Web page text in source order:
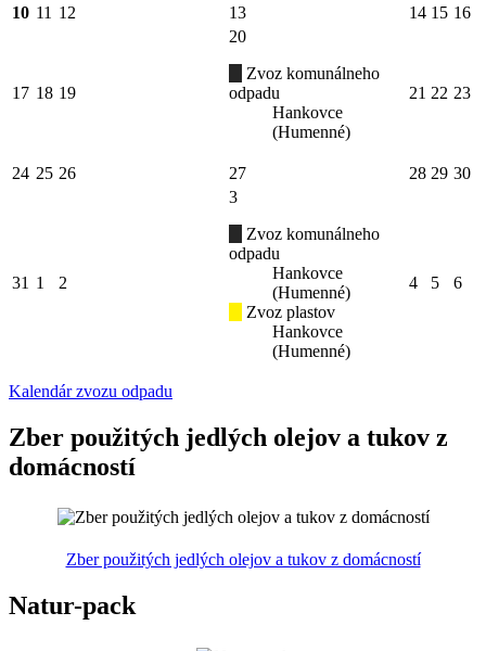
10 11 12 13 14 15 16
17 18 19
20
Zvoz komunálneho
odpadu
Hankovce
(Humenné)
21 22 23
24 25 26 27 28 29 30
31 1 2
3
Zvoz komunálneho
odpadu
Hankovce
(Humenné)
Zvoz plastov
Hankovce
(Humenné)
4 5 6
Kalendár zvozu odpadu
Zber použitých jedlých olejov a tukov z
domácností
Zber použitých jedlých olejov a tukov z domácností
Natur-pack